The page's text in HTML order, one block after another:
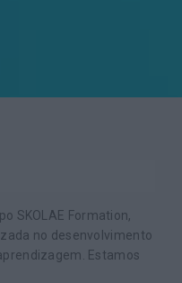
SKOLAE Formation,
no desenvolvimento
Estamos